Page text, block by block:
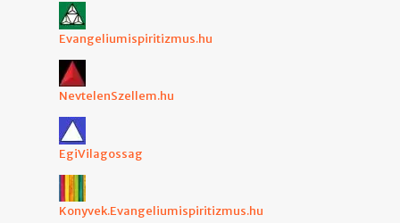
Evangeliumispiritizmus.hu
NevtelenSzellem.hu
EgiVilagossag
Konyvek.Evangeliumispiritizmus.hu